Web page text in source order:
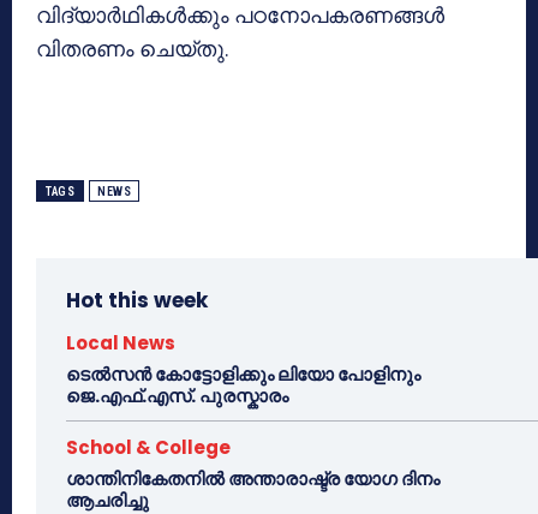
വിദ്യാര്‍ഥികള്‍ക്കും പഠനോപകരണങ്ങള്‍
വിതരണം ചെയ്തു.
TAGS NEWS
Hot this week
Local News
ടെൽസൻ കോട്ടോളിക്കും ലിയോ പോളിനും
ജെ.എഫ്.എസ്. പുരസ്കാരം
School & College
ശാന്തിനികേതനിൽ അന്താരാഷ്ട്ര യോഗ ദിനം
ആചരിച്ചു